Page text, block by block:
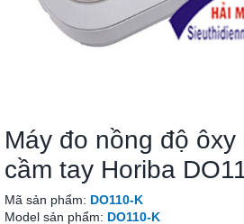
Máy đo nồng độ
cầm tay Horiba
Mã sản phẩm: DO110-K
Model sản phẩm: DO110-K